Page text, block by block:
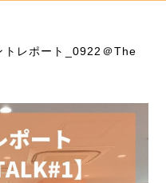
トレポート_0922＠The